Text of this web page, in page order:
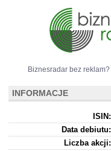
Biznesradar bez reklam?
INFORMACJE
ISIN:
Data debiutu:
Liczba akcji: